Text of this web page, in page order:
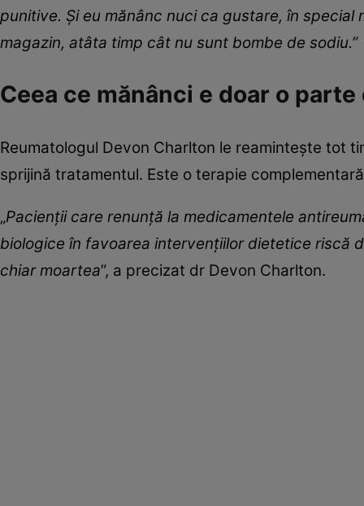
punitive. Și eu mănânc nuci ca gustare, în special
magazin, atâta timp cât nu sunt bombe de sodiu.”
Ceea ce mănânci e doar o
Reumatologul Devon Charlton le reamintește tot
sprijină tratamentul. Este o terapie
„Pacienții care renunță la medicamentele
biologice în favoarea intervențiilor dietetice riscă
chiar moartea”, a precizat dr Devon Charlton.